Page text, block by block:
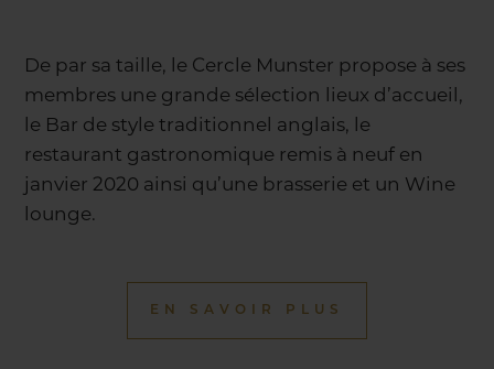
De par sa taille, le Cercle Munster propose à ses
membres une grande sélection lieux d’accueil,
le Bar de style traditionnel anglais, le
restaurant gastronomique remis à neuf en
janvier 2020 ainsi qu’une brasserie et un Wine
lounge.
EN SAVOIR PLUS